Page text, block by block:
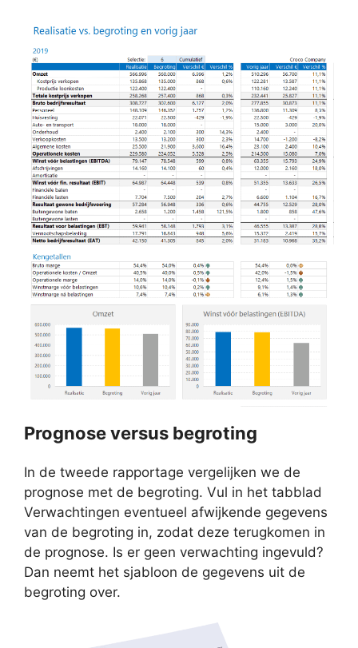
Prognose versus begroting
In de tweede rapportage vergelijken we de
prognose met de begroting. Vul in het tabblad
Verwachtingen eventueel afwijkende gegevens
van de begroting in, zodat deze terugkomen in
de prognose. Is er geen verwachting ingevuld?
Dan neemt het sjabloon de gegevens uit de
begroting over.